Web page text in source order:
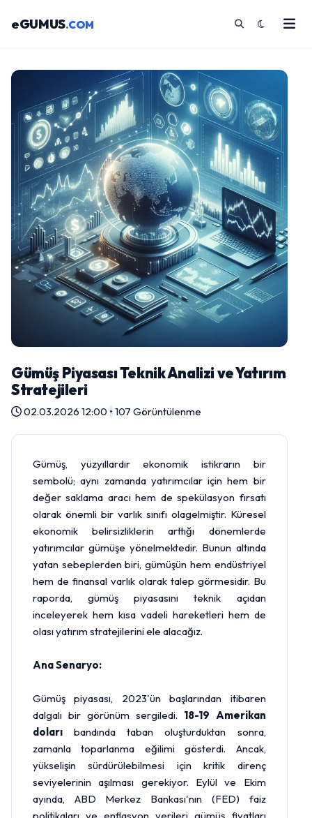
eGUMUS.COM
Gümüş Piyasası Teknik Analizi ve Yatırım
Stratejileri
02.03.2026 12:00 •107 Görüntülenme
Gümüş, yüzyıllardır ekonomik istikrarın bir
sembolü; aynı zamanda yatırımcılar için hem bir
değer saklama aracı hem de spekülasyon fırsatı
olarak önemli bir varlık sınıfı olagelmiştir. Küresel
ekonomik belirsizliklerin arttığı dönemlerde
yatırımcılar gümüşe yönelmektedir. Bunun altında
yatan sebeplerden biri, gümüşün hem endüstriyel
hem de finansal varlık olarak talep görmesidir. Bu
raporda, gümüş piyasasını teknik açıdan
inceleyerek hem kısa vadeli hareketleri hem de
olası yatırım stratejilerini ele alacağız.
Ana Senaryo:
Gümüş piyasası, 2023'ün başlarından itibaren
dalgalı bir görünüm sergiledi. 18-19 Amerikan
doları bandında taban oluşturduktan sonra,
zamanla toparlanma eğilimi gösterdi. Ancak,
yükselişin sürdürülebilmesi için kritik direnç
seviyelerinin aşılması gerekiyor. Eylül ve Ekim
ayında, ABD Merkez Bankası'nın (FED) faiz
politikaları ve enflasyon verileri gümüş fiyatları